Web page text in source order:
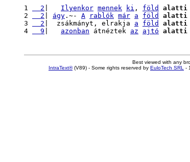
1
  2
Ilyenkor mennek ki , föld alatti
2
  2
ágy .~- A rablók már a föld alatti
3
  2
|  zsákmányt, elrakja a föld alatti
4
  9
azonban átnéztek az ajtó alatti
Best viewed with any
IntraText®(V89) - Some rights reserved by EuloTech SRL -